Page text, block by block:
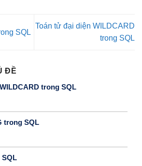
SQL
Toán tử đại diện WILDCARD
trong SQL
ĐỀ
trong SQL
trong SQL
SQL